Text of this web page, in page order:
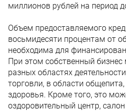
миллионов рублей на период
Объем предоставляемого
восьмидесяти процентам от
необходима для
При этом собственный
разных областях
торговли, в области
здоровья. Кроме того, это
оздоровительный центр,